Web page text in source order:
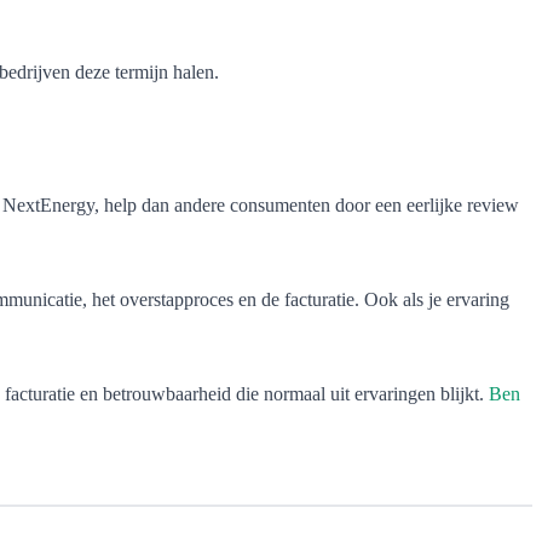
deze termijn halen.
help dan andere consumenten door een eerlijke review
het overstapproces en de facturatie. Ook als je ervaring
en betrouwbaarheid die normaal uit ervaringen blijkt. Ben